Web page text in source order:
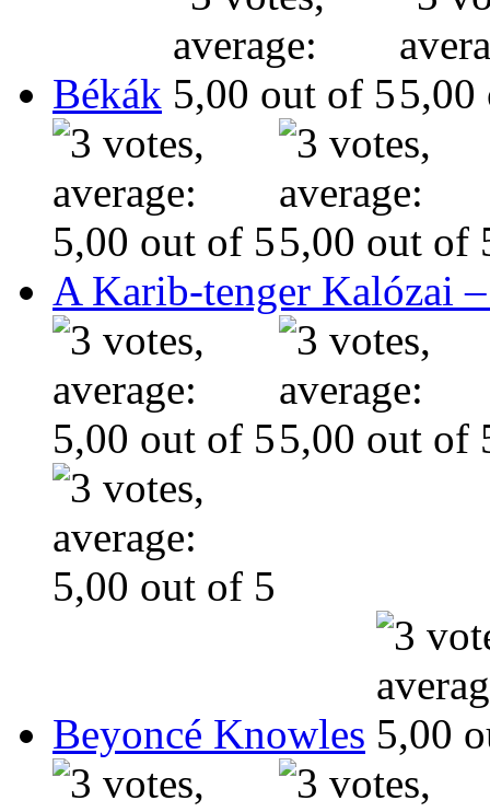
Békák
A Karib-tenger Kalózai
Beyoncé Knowles